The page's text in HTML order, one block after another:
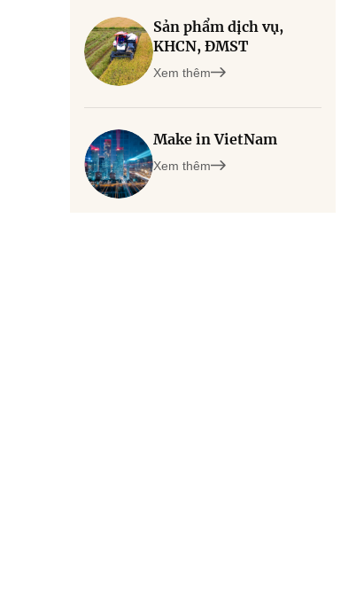
Sản phẩm dịch vụ,
KHCN, ĐMST
Xem thêm
Make in VietNam
Xem thêm